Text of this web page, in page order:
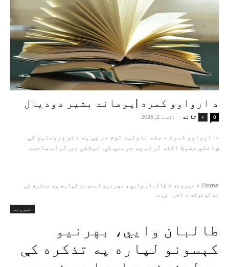
د ارواوو کمره |پوهاند بشیر دودیال
+ تاند - اګست 2, 2026 0
د ارواوو کمره د هغه ناولیت نوم دی چې په دغو وروستیو کې
ښاغلي حفیظ الله تُراب په جرمني کې لیکلی دی. تُراب صاحب...